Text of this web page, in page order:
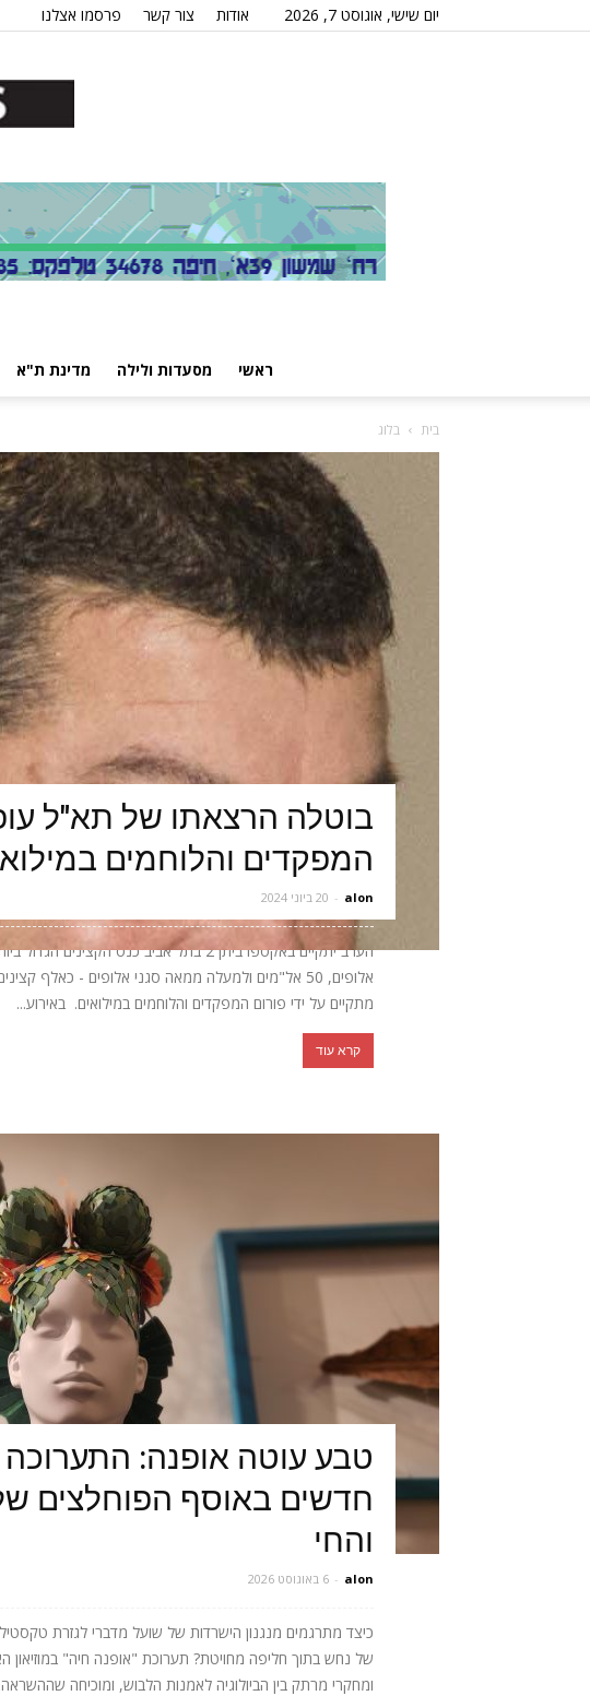
יום שישי, אוגוסט 7, 2026 אודות צור קשר פרסמו אצלנו
ראשי מסעדות ולילה מדינת ת"א
בית בלוג
בוטלה הרצאתו של תא"ל
המפקדים והלוחמים
alon
- 20 ביוני 2024
אלופים, 50 אל"מים ולמעלה ממאה סגני אלופים - כאלף
מתקיים על ידי פורום המפקדים והלוחמים במילואים. באירוע...
קרא עוד
טבע עוטה אופנה:
חדשים באוסף הפוחלצים
והחי
alon
- 6 באוגוסט 2026
כיצד מתרגמים מנגנון הישרדות של שועל מדברי לגזרת
של נחש בתוך חליפה מחויטת? תערוכת "אופנה חיה" במוזיאון
ומחקרי מרתק בין הביולוגיה לאמנות הלבוש, ומוכיחה